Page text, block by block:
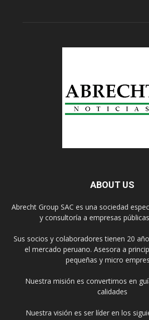
ABOUT US
Abrecht Group SAC es una sociedad
y consultoría a empresas
Sus socios y colaboradores tienen 20
el mercado peruano. Asesora a
pequeñas y micro
Nuestra misión es convertirnos en
calidades
Nuestra visión es ser líder en los